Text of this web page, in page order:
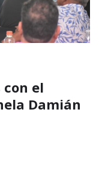
el
Damián